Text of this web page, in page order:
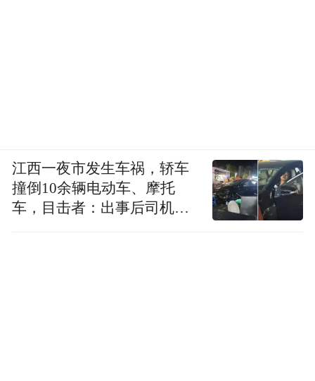
江西一夜市发生车祸，轿车
撞倒10余辆电动车、摩托
车，目击者：出事后司机一